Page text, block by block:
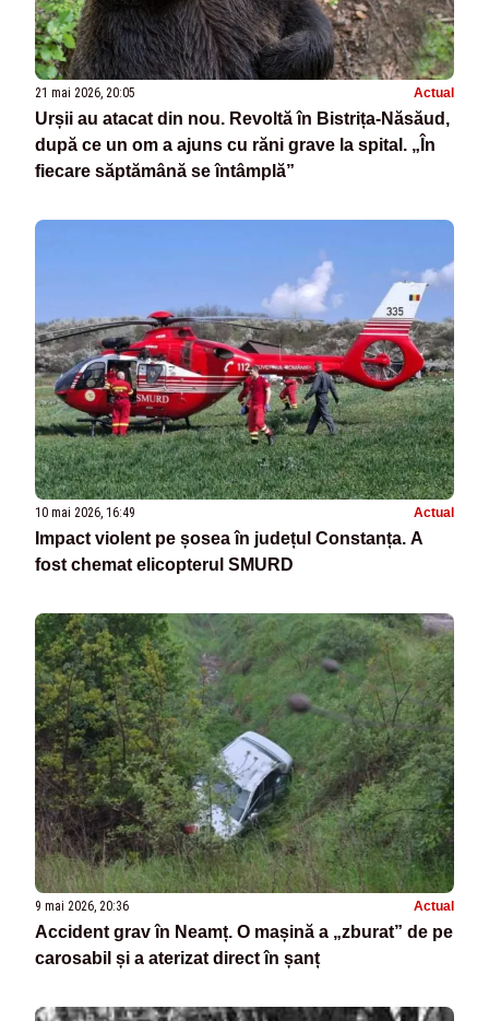
21 mai 2026, 20:05 Actual
Urșii au atacat din nou. Revoltă în Bistrița-Năsăud,
după ce un om a ajuns cu răni grave la spital. „În
fiecare săptămână se întâmplă”
10 mai 2026, 16:49 Actual
Impact violent pe șosea în județul Constanța. A
fost chemat elicopterul SMURD
9 mai 2026, 20:36 Actual
Accident grav în Neamț. O mașină a „zburat” de pe
carosabil și a aterizat direct în șanț